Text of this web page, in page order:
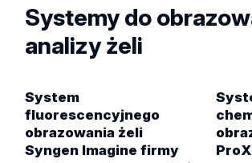
Systemy do
analizy żeli
System
fluorescencyjnego
obrazowania żeli
Syngen Imagine firmy